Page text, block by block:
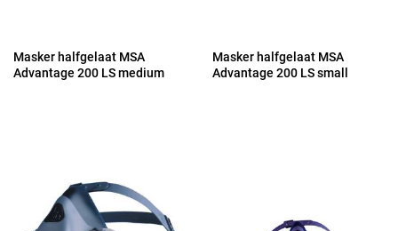
Masker halfgelaat MSA
Advantage 200 LS medium
Masker halfgelaat MSA
Advantage 200 LS small